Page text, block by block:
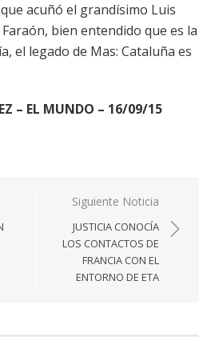
acuñó el grandísimo Luis
bien entendido que es la
el legado de Mas: Cataluña es
– EL MUNDO – 16/09/15
Siguiente Noticia
JUSTICIA CONOCÍA
LOS CONTACTOS DE
FRANCIA CON EL
ENTORNO DE ETA